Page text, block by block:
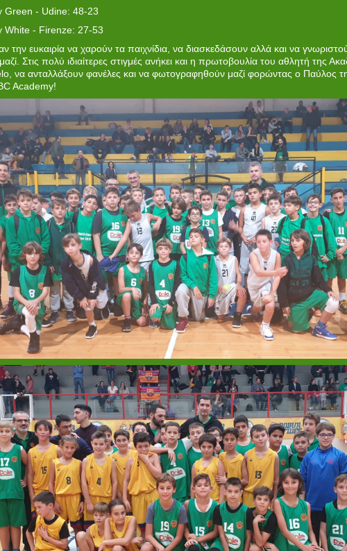
Green - Udine: 48-23
White - Firenze: 27-53
την ευκαιρία να χαρούν τα παιχνίδια, να διασκεδάσουν αλλά και να
Στις πολύ ιδιαίτερες στιγμές ανήκει και η πρωτοβουλία του αθλητή της
να ανταλλάξουν φανέλες και να φωτογραφηθούν μαζί φορώντας ο Παύλος
Academy!